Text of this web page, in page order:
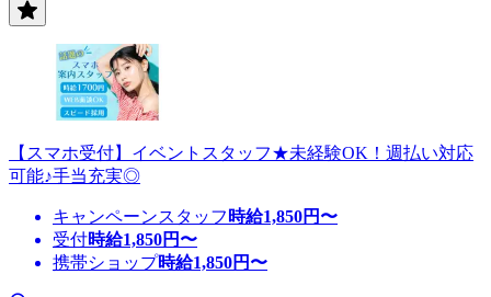
【スマホ受付】イベントスタッフ★未経験OK！週払い対応
可能♪手当充実◎
キャンペーンスタッフ 時給1,850円〜
受付時給1,850円〜
携帯ショップ時給1,850円〜